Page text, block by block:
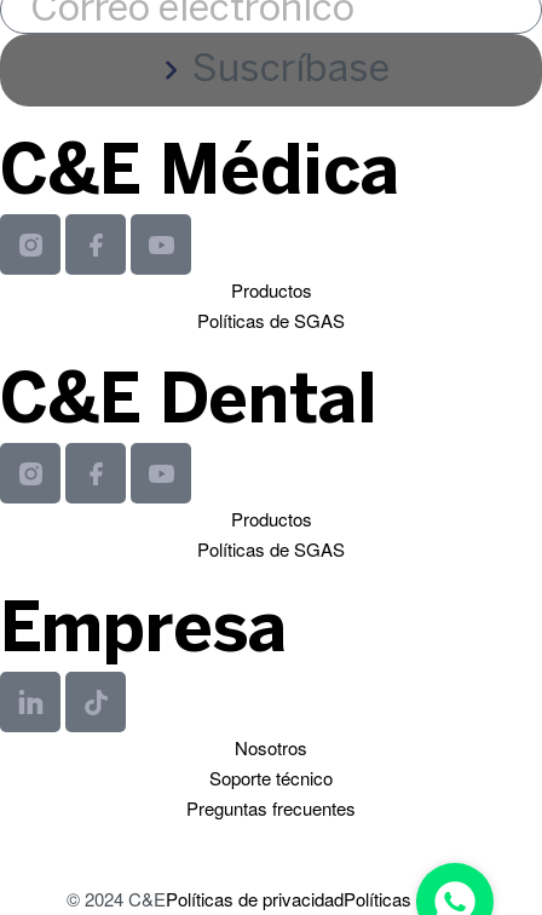
Suscríbase
C&E Médica
Productos
Políticas de SGAS
C&E Dental
Productos
Políticas de SGAS
Empresa
Nosotros
Soporte técnico
Preguntas frecuentes
© 2024 C&EPolíticas de privacidadPolíticas de SST